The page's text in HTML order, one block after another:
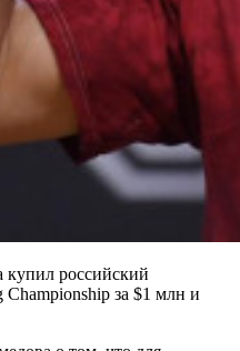
купил российский
за $1 млн и